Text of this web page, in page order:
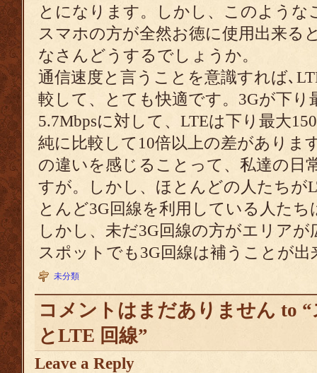
とになります。しかし、このような
スマホの方が全然お徳に使用出来る
なさんどうするでしょうか。
通信速度と言うことを意識すれば､
較して、とても快適です。3Gが下り
5.7Mbpsに対して、LTEは下り最大
純に比較して10倍以上の差がありま
の違いを感じることって、私達の日
すが。しかし、ほとんどの人たちが
とんど3G回線を利用している人た
しかし、未だ3G回線の方がエリア
スポットでも3G回線は補うことが出
未分類
コメントはまだありません to
とLTE 回線”
Leave a Reply